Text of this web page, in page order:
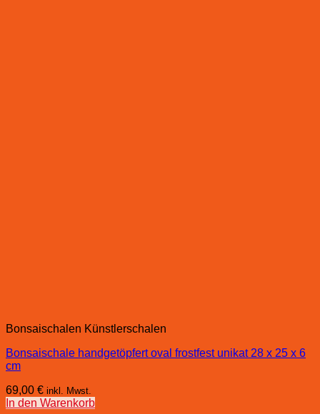
Bonsaischalen Künstlerschalen
Bonsaischale handgetöpfert oval frostfest unikat 28 x 25 x 6
cm
69,00 € inkl. Mwst.
In den Warenkorb